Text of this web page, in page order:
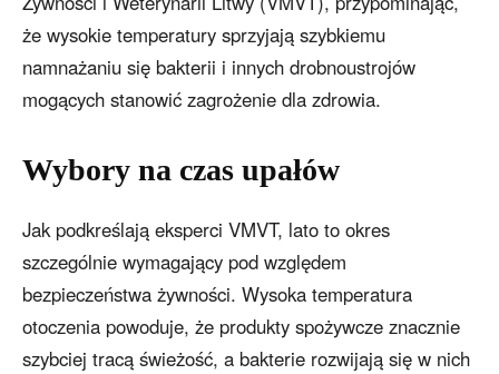
że wysokie temperatury sprzyjają szybkiemu
namnażaniu się bakterii i innych drobnoustrojów
mogących stanowić zagrożenie dla zdrowia.
Wybory na czas upałów
Jak podkreślają eksperci VMVT, lato to okres
szczególnie wymagający pod względem
bezpieczeństwa żywności. Wysoka temperatura
otoczenia powoduje, że produkty spożywcze znacznie
szybciej tracą świeżość, a bakterie rozwijają się w nich